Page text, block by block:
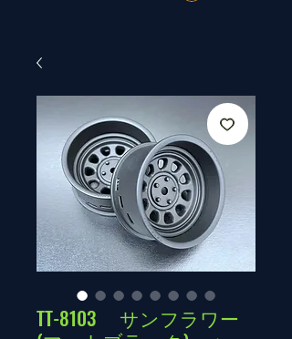
TT-8103 サンフラワー